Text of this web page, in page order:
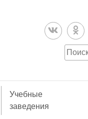
Учебные
заведения